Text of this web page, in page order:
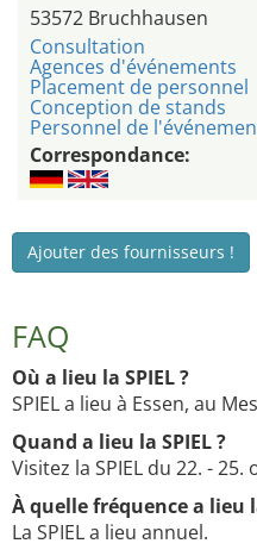
53572 Bruchhausen
Consultation
Agences d'événements
Placement de personnel
Conception de stands
Personnel de
Correspondance:
Ajouter des fournisseurs !
FAQ
Où a lieu la SPIEL ?
SPIEL a lieu à Essen, au
Quand a lieu la SPIEL ?
Visitez la SPIEL du 22. - 25.
À quelle fréquence a lieu
La SPIEL a lieu annuel.